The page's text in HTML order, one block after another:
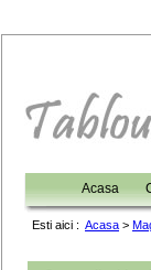
Acasa
Esti aici : Acasa >